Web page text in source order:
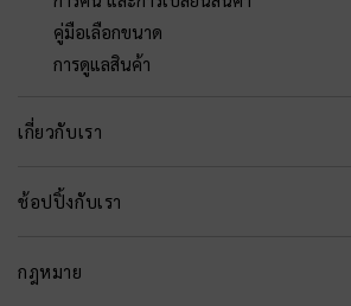
คู่มือเลือกขนาด
การดูแลสินค้า
เกี่ยวกับเรา
ช้อปปิ้งกับเรา
กฎหมาย